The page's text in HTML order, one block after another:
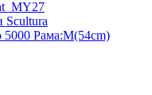
5000 Рама:M(54cm)